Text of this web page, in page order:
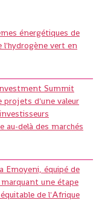
énergétiques de
l'hydrogène vert en
Summit
projets d'une valeur
au-delà des marchés
Emoyeni, équipé de
une étape
de l'Afrique